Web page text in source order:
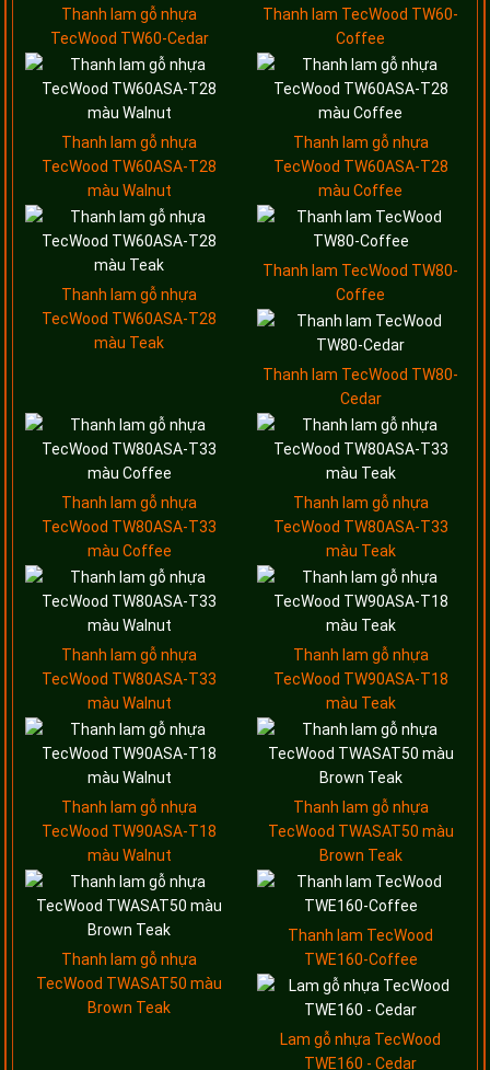
Thanh lam gỗ nhựa
TecWood TW60-Cedar
Thanh lam TecWood TW60-
Coffee
Thanh lam gỗ nhựa
TecWood TW60ASA-T28
màu Walnut
Thanh lam gỗ nhựa
TecWood TW60ASA-T28
màu Coffee
Thanh lam gỗ nhựa
TecWood TW60ASA-T28
màu Teak
Thanh lam TecWood TW80-
Coffee
Thanh lam TecWood TW80-
Cedar
Thanh lam gỗ nhựa
TecWood TW80ASA-T33
màu Coffee
Thanh lam gỗ nhựa
TecWood TW80ASA-T33
màu Teak
Thanh lam gỗ nhựa
TecWood TW80ASA-T33
màu Walnut
Thanh lam gỗ nhựa
TecWood TW90ASA-T18
màu Teak
Thanh lam gỗ nhựa
TecWood TW90ASA-T18
màu Walnut
Thanh lam gỗ nhựa
TecWood TWASAT50 màu
Brown Teak
Thanh lam gỗ nhựa
TecWood TWASAT50 màu
Brown Teak
Thanh lam TecWood
TWE160-Coffee
Lam gỗ nhựa TecWood
TWE160 - Cedar